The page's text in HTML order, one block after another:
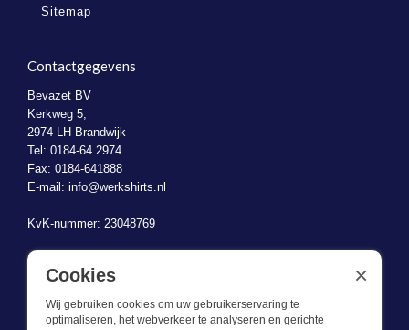
Sitemap
Contactgegevens
Bevazet BV
Kerkweg 5,
2974 LH Brandwijk
Tel: 0184-64 2974
Fax: 0184-641888
E-mail: info@werkshirts.nl
KvK-nummer: 23048769
BTW-identificatienummer: NL823470787B01
Cookies
Wij gebruiken cookies om uw gebruikerservaring te
optimaliseren, het webverkeer te analyseren en gerichte
×